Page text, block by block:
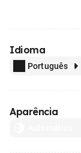
Idioma
Português
Aparência